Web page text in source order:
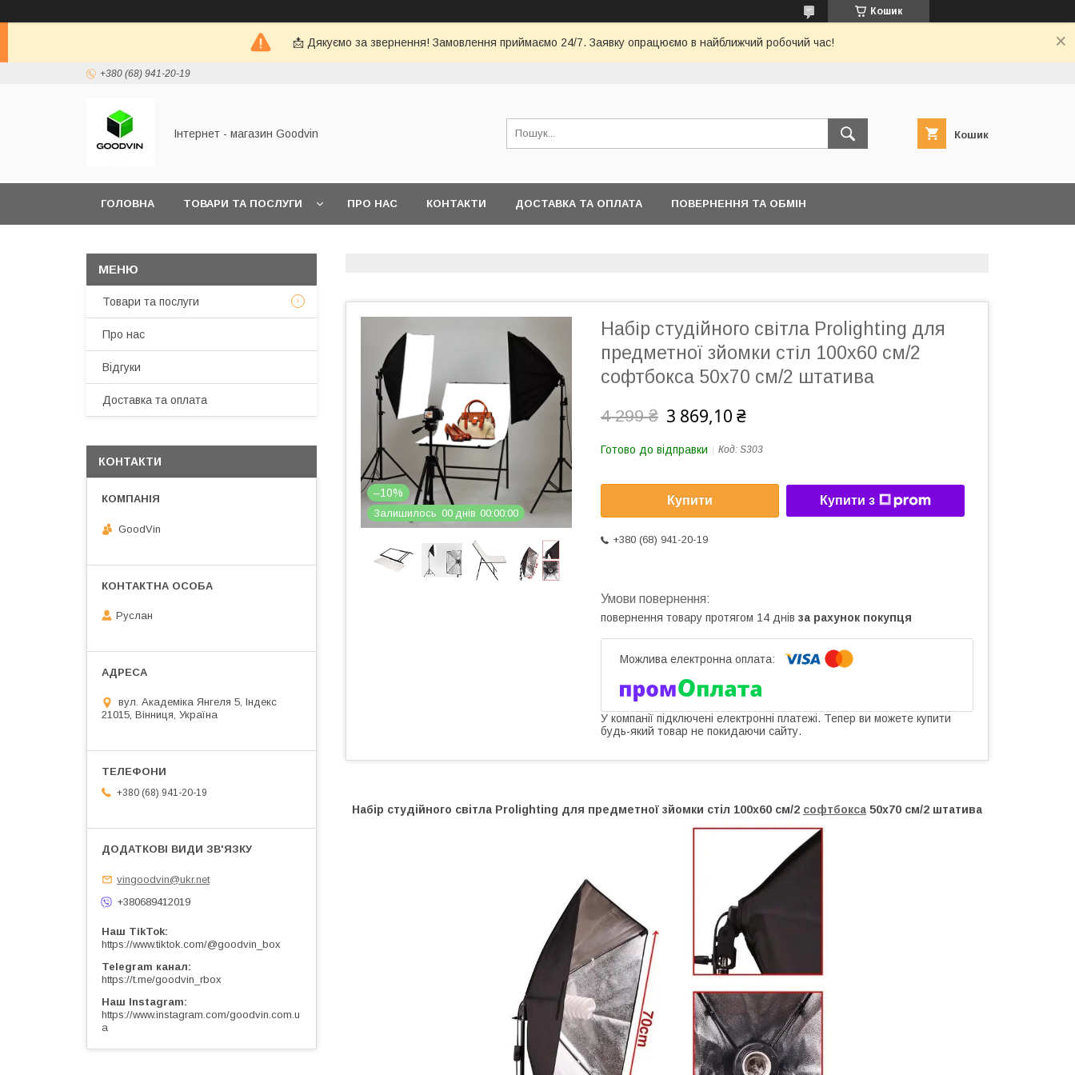
Кошик
📩 Дякуємо за звернення! Замовлення приймаємо 24/7. Заявку опрацюємо в найближчий робочий час!
+380 (68) 941-20-19
Інтернет - магазин Goodvin Кошик
ГОЛОВНА ТОВАРИ ТА ПОСЛУГИ ПРО НАС КОНТАКТИ ДОСТАВКА ТА ОПЛАТА ПОВЕРНЕННЯ ТА ОБМІН
–10%
Залишилось 00 днів 00 00 00
Набір студійного світла Prolighting для
предметної зйомки стіл 100х60 см/2
софтбокса 50х70 см/2 штатива
4 299 ₴ 3 869,10 ₴
Готово до відправки Код: S303
Купити Купити з
+380 (68) 941-20-19
повернення товару протягом 14 днів за рахунок покупця
У компанії підключені електронні платежі. Тепер ви можете купити
будь-який товар не покидаючи сайту.
Набір студійного світла Prolighting для предметної зйомки стіл 100х60 см/2 софтбокса 50х70 см/2 штатива
Товари та послуги
Про нас
Відгуки
Доставка та оплата
КОНТАКТИ
GoodVin
Руслан
вул. Академіка Янгеля 5, Індекс
21015, Вінниця, Україна
+380 (68) 941-20-19
vingoodvin@ukr.net
+380689412019
Наш TikTok
https://www.tiktok.com/@goodvin_box
Telegram канал
https://t.me/goodvin_rbox
Наш Instagram
https://www.instagram.com/goodvin.com.u
a